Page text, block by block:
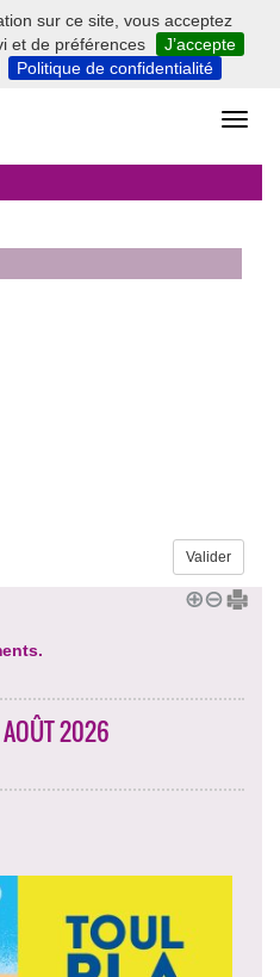
sur ce site, vous acceptez
et de préférences
J’accepte
Politique de confidentialité
2026